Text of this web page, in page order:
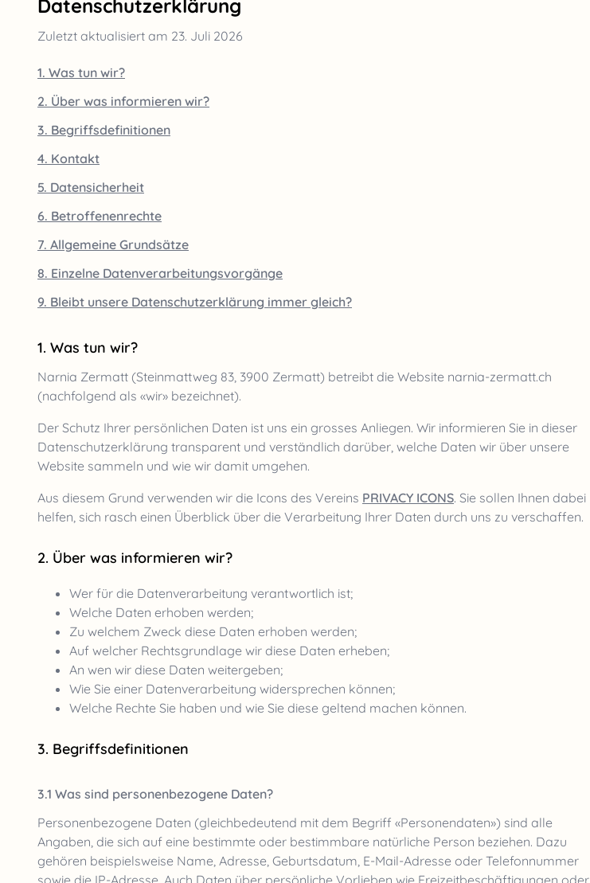
Datenschutzerklärung
Zuletzt aktualisiert am 23. Juli 2026
1. Was tun wir?
2. Über was informieren wir?
3. Begriffsdefinitionen
4. Kontakt
5. Datensicherheit
6. Betroffenenrechte
7. Allgemeine Grundsätze
8. Einzelne Datenverarbeitungsvorgänge
9. Bleibt unsere Datenschutzerklärung immer gleich?
Was tun wir?
Narnia Zermatt (Steinmattweg 83, 3900 Zermatt) betreibt die Website narnia-zermatt.ch
(nachfolgend als «wir» bezeichnet).
Der Schutz Ihrer persönlichen Daten ist uns ein grosses Anliegen. Wir informieren Sie in dieser
Datenschutzerklärung transparent und verständlich darüber, welche Daten wir über unsere
Website sammeln und wie wir damit umgehen.
Aus diesem Grund verwenden wir die Icons des Vereins PRIVACY ICONS. Sie sollen Ihnen dabei
helfen, sich rasch einen Überblick über die Verarbeitung Ihrer Daten durch uns zu verschaffen.
Über was informieren wir?
Wer für die Datenverarbeitung verantwortlich ist;
Welche Daten erhoben werden;
Zu welchem Zweck diese Daten erhoben werden;
Auf welcher Rechtsgrundlage wir diese Daten erheben;
An wen wir diese Daten weitergeben;
Wie Sie einer Datenverarbeitung widersprechen können;
Welche Rechte Sie haben und wie Sie diese geltend machen können.
Begriffsdefinitionen
Was sind personenbezogene Daten?
Personenbezogene Daten (gleichbedeutend mit dem Begriff «Personendaten») sind alle
Angaben, die sich auf eine bestimmte oder bestimmbare natürliche Person beziehen. Dazu
gehören beispielsweise Name, Adresse, Geburtsdatum, E-Mail-Adresse oder Telefonnummer
sowie die IP-Adresse. Auch Daten über persönliche Vorlieben wie Freizeitbeschäftigungen oder